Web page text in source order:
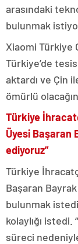
arasındaki
bulunmak
Xiaomi Türkiye
Türkiye’de
aktardı ve Çin
ömürlü
Türkiye
Üyesi Başaran
ediyoruz”
Türkiye
Başaran
bulunmak
kolaylığı
süreci